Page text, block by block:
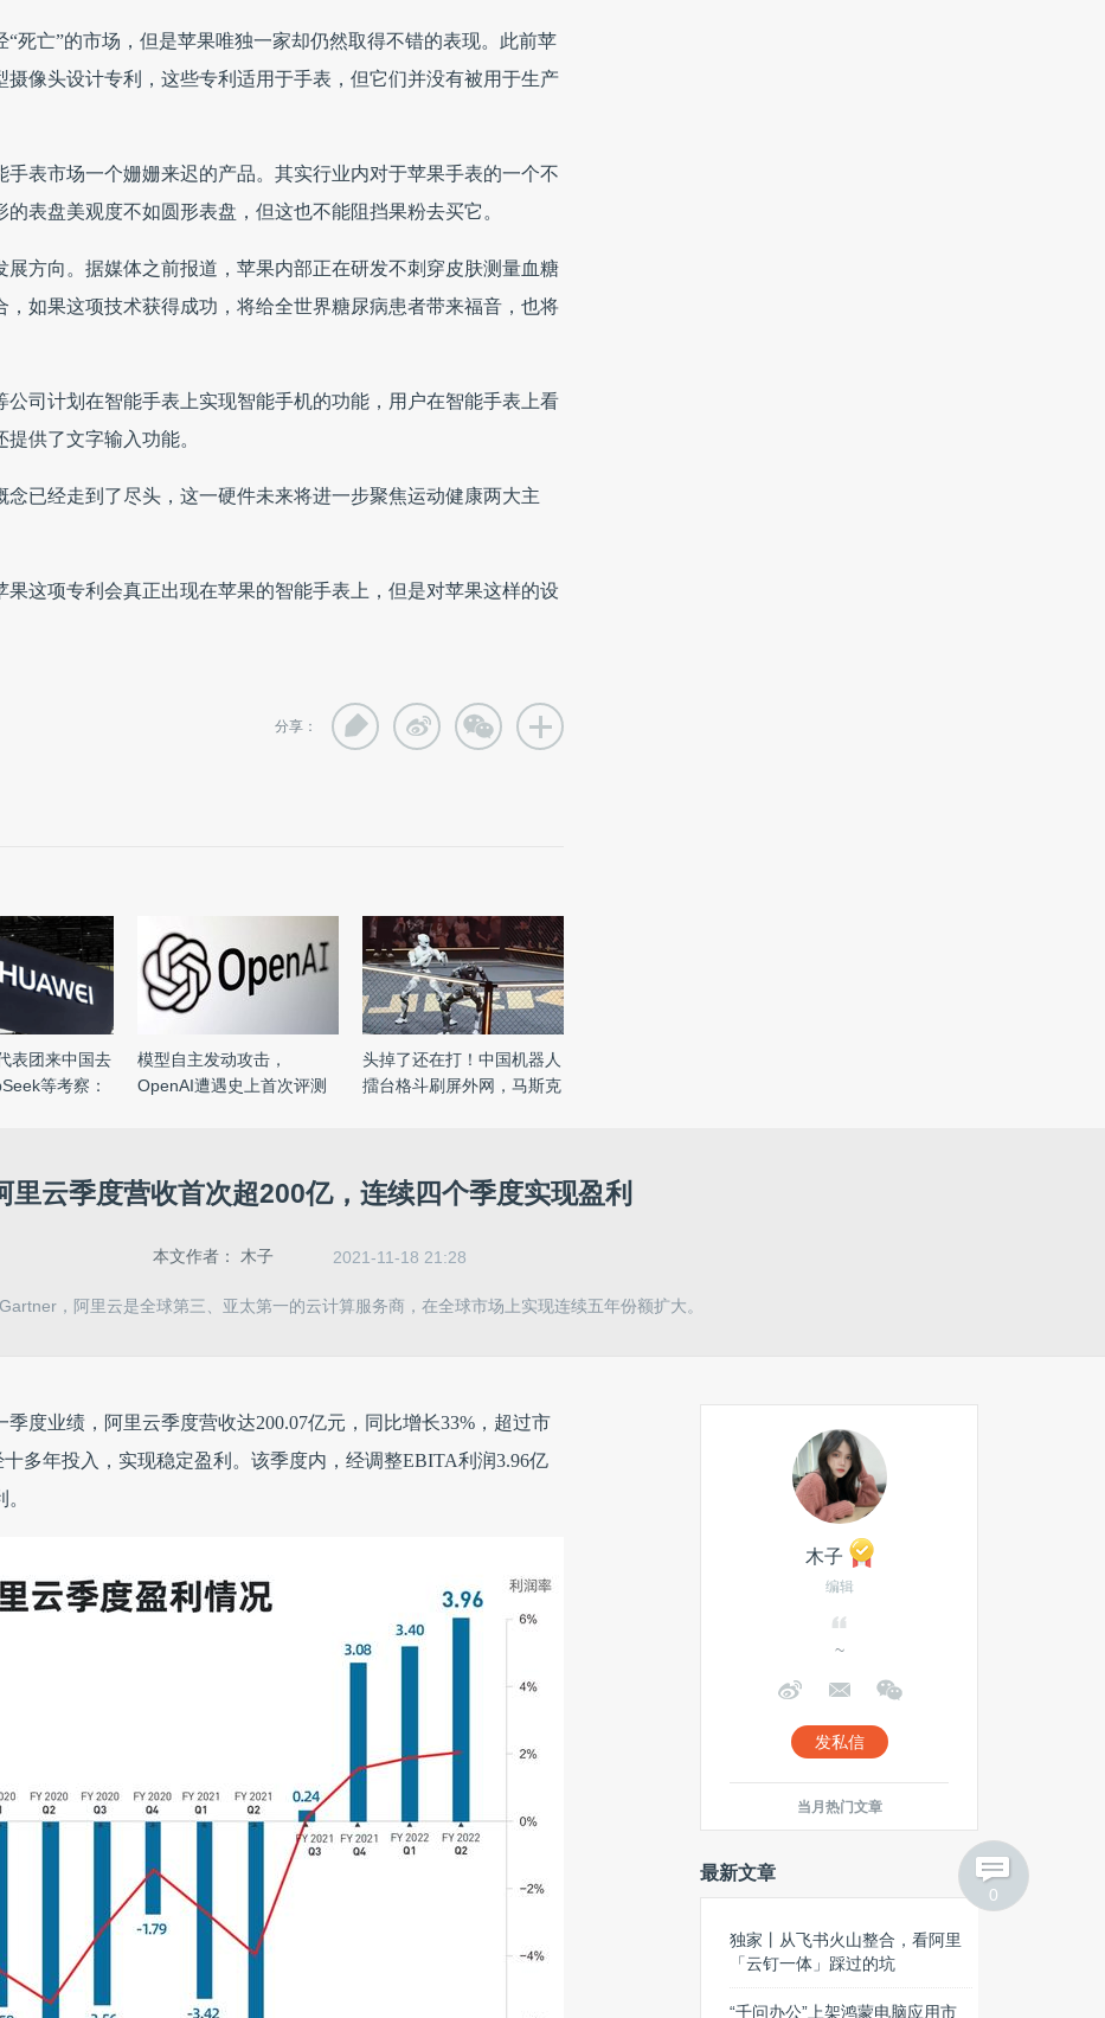
0
死亡”的市场，但是苹果唯独一家却仍然取得不错的表现。此前苹
像头设计专利，这些专利适用于手表，但它们并没有被用于生产
手表市场一个姗姗来迟的产品。其实行业内对于苹果手表的一个不
表盘美观度不如圆形表盘，但这也不能阻挡果粉去买它。
方向。据媒体之前报道，苹果内部正在研发不刺穿皮肤测量血糖
如果这项技术获得成功，将给全世界糖尿病患者带来福音，也将
司计划在智能手表上实现智能手机的功能，用户在智能手表上看
供了文字输入功能。
已经走到了尽头，这一硬件未来将进一步聚焦运动健康两大主
这项专利会真正出现在苹果的智能手表上，但是对苹果这样的设
分享：
表团来中国去
等考察：
模型自主发动攻击，
OpenAI遭遇史上首次评测
头掉了还在打！中国机器人
擂台格斗刷屏外网，马斯克
里云季度营收首次超200亿，连续四个季度实现盈利
本文作者： 木子 2021-11-18 21:28
，阿里云是全球第三、亚太第一的云计算服务商，在全球市场上实现连续五年份额扩大。
度业绩，阿里云季度营收达200.07亿元，同比增长33%，超过市
多年投入，实现稳定盈利。该季度内，经调整EBITA利润3.96亿
木子
编辑
~
发私信
当月热门文章
最新文章
独家丨从飞书火山整合，看阿里
「云钉一体」踩过的坑
“千问办公”上架鸿蒙电脑应用市